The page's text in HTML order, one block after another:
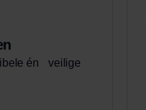
én veilige